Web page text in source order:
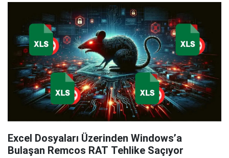
Excel Dosyaları Üzerinden Windows’a
Bulaşan Remcos RAT Tehlike Saçıyor